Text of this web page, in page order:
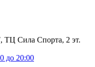
ТЦ Сила Спорта, 2 эт.
до 20:00